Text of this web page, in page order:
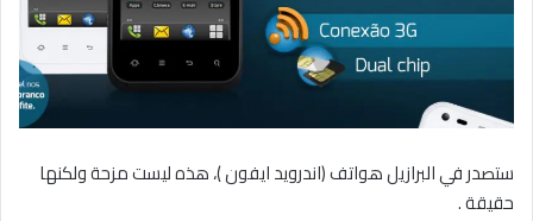
ستصدر في البرازيل هواتف (اندرويد ايفون )، هذه ليست مزحة ولكنها
حقيقة .